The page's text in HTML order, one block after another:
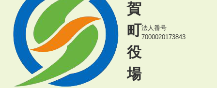
賀
町
役
場
法人番号
7000020173843